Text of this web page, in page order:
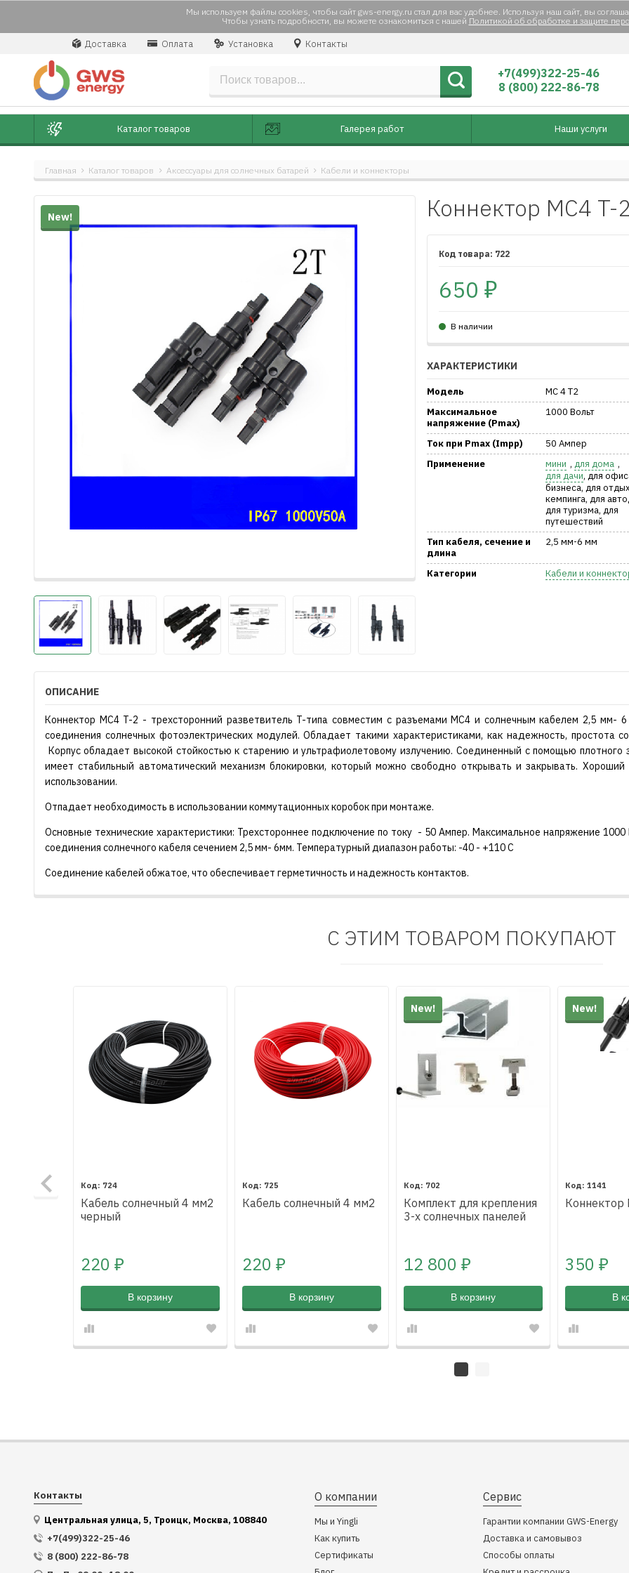
Мы используем файлы cookies, чтобы сайт gws-energy.ru стал для вас удобнее. Используя наш сайт, вы
Чтобы узнать подробности, вы можете ознакомиться с нашей Политикой об обработке и защите
Доставка Оплата Установка Контакты
+7(499)322-25-46
8 (800) 222-86-78
Каталог товаров Галерея работ Наши услуги
Главная Каталог товаров Аксессуары для солнечных батарей Кабели и коннекторы
New! Коннектор MC4 T-2
722
650 ₽
В наличии
ХАРАКТЕРИСТИКИ
Модель
МС 4 T2
Максимальное
напряжение (Pmax)
1000 Вольт
Ток при Pmax (Impp)
50 Ампер
Применение
мини , для дома ,
для дачи, для
бизнеса, для
кемпинга, для
для туризма, для
путешествий
Тип кабеля, сечение и
длина
2,5 мм-6 мм
Категории Кабели и
ОПИСАНИЕ
Коннектор MC4 T-2 - трехсторонний разветвитель T-типа совместим с разъемами MC4 и солнечным кабелем 2,5 мм-
соединения солнечных фотоэлектрических модулей. Обладает такими характеристиками, как надежность, простота
Корпус обладает высокой стойкостью к старению и ультрафиолетовому излучению. Соединенный с помощью
имеет стабильный автоматический механизм блокировки, который можно свободно открывать и закрывать.
использовании.
Отпадает необходимость в использовании коммутационных коробок при монтаже.
Основные технические характеристики: Трехстороннее подключение по току - 50 Ампер. Максимальное напряжение
соединения солнечного кабеля сечением 2,5 мм- 6мм. Температурный диапазон работы: -40 - +110 С
Соединение кабелей обжатое, что обеспечивает герметичность и надежность контактов.
С ЭТИМ ТОВАРОМ ПОКУПАЮТ
724
Кабель солнечный 4 мм2
черный
220 ₽
В корзину
725
Кабель солнечный 4 мм2
220 ₽
В корзину
New!
702
Комплект для крепления
3-х солнечных панелей
12 800 ₽
В корзину
New!
1141
Коннектор
350 ₽
В
Контакты
Центральная улица, 5, Троицк, Москва, 108840
+7(499)322-25-46
8 (800) 222-86-78
О компании
Мы и Yingli
Как купить
Сертификаты
Сервис
Гарантии компании GWS-Energy
Доставка и самовывоз
Способы оплаты